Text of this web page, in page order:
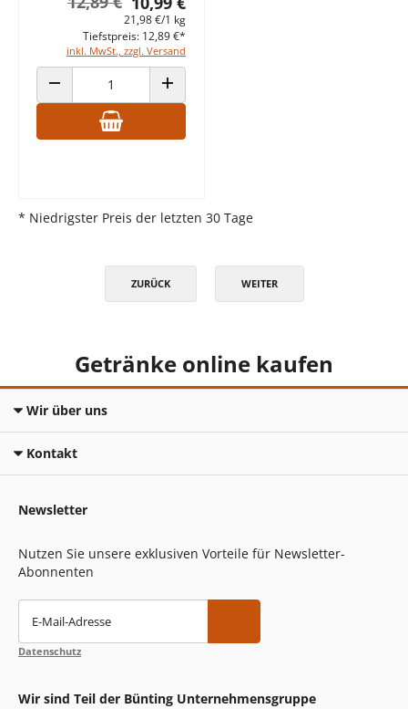
21,98 €/1 kg
inkl. MwSt., zzgl. Versand
Tiefstpreis: 12,89 €*
ANZAHL VERRINGERN ANZAHL ERHÖHEN
* Niedrigster Preis der letzten 30 Tage
ZURÜCK WEITER
Getränke online kaufen
Wir über uns
Kontakt
Newsletter
Nutzen Sie unsere exklusiven Vorteile für Newsletter-
Abonnenten
E-Mail-Adresse
Datenschutz
Wir sind Teil der Bünting Unternehmensgruppe